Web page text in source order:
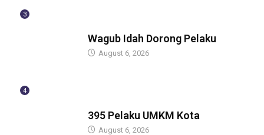
3
Wagub Idah Dorong Pelaku
August 6, 2026
4
395 Pelaku UMKM Kota
August 6, 2026